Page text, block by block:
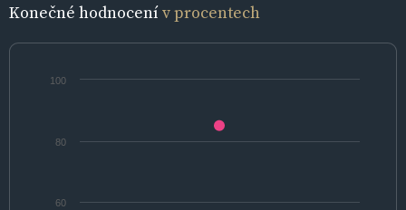
Konečné hodnocenív procentech
60
80
100